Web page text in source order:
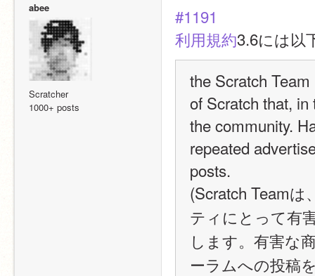
abee
Scratcher
1000+ posts
#1191
利用規約3.6には以
the Scratch
of Scratch that,
the community.
repeated
posts.
(Scratch Team
ティにとって有
します。有害な
ーラムへの投稿